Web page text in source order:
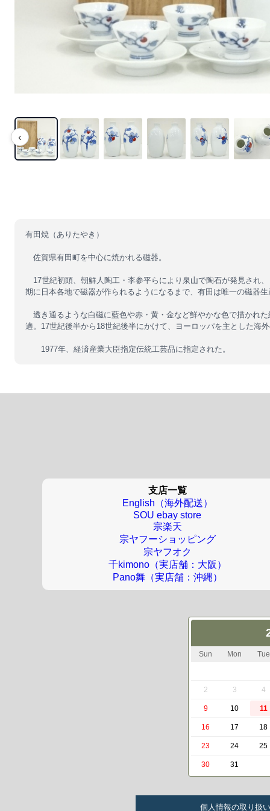
‹
有田焼（ありたやき）
佐賀県有田町を中心に焼かれる磁器。
17世紀初頭、朝鮮人陶工・李参平らにより泉山で陶石が発見され
期に日本各地で磁器が作られるようになるまで、有田は唯一の磁器
透き通るような白磁に藍色や赤・黄・金など鮮やかな色で描かれ
適。17世紀後半から18世紀後半にかけて、ヨーロッパを主とした海
1977年、経済産業大臣指定伝統工芸品に指定された。
支店一覧
English（海外配送）
SOU ebay store
宗楽天
宗ヤフーショッピング
宗ヤフオク
千kimono（実店舗：大阪）
Pano舞（実店舗：沖縄）
Sun Mon Tue
2 3 4
9 10 11
16 17 18
23 24 25
30 31
個人情報の取り扱